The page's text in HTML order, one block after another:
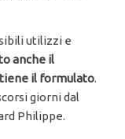
utilizzi e
anche il
il formulato.
giorni dal
Philippe.